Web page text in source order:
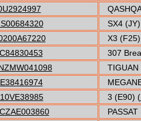
SX4
X3
307
TIGUAN
3 (E90) (